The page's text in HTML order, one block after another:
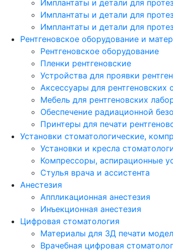
Имплантаты и детали для
Имплантаты и детали для
Имплантаты и детали для
Рентгеновское оборудование и
Рентгеновское оборудование
Пленки рентгеновские
Устройства для проявки
Аксессуары для рентгеновских
Мебель для рентгеновских
Обеспечение радиационной
Принтеры для печати
Установки стоматологические,
Установки и кресла
Компрессоры, аспирационные
Стулья врача и ассистента
Анестезия
Аппликационная анестезия
Инъекционная анестезия
Цифровая стоматология
Материалы для 3Д печати
Врачебная цифровая